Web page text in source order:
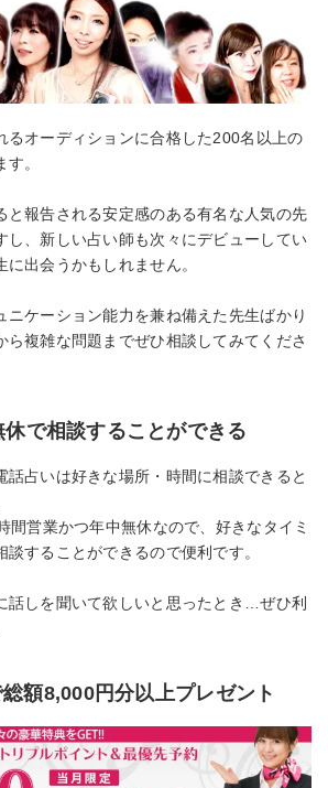
るオーディションに合格した200名以上の
。
と報告される安定感のある有名な人気の先
し、新しい占い師も次々にデビューしてい
出会うかもしれません。
ニケーション能力を兼ね備えた先生ばかり
ら複雑な問題までぜひ相談してみてくださ
で相談することができる
話占いは好きな場所・時間に相談できると
間営業かつ年中無休なので、好きなタイミ
談することができるので便利です。
話しを聞いて欲しいと思ったとき…ぜひ利
額8,000円分以上プレゼント